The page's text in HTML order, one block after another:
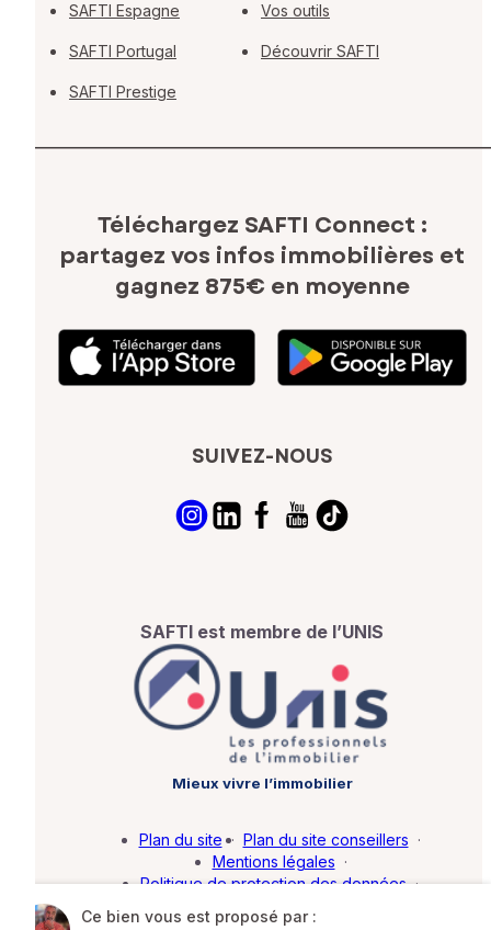
Ce bien vous est proposé par :
SAFTI Espagne
SAFTI Portugal
SAFTI Prestige
Vos outils
Découvrir SAFTI
Téléchargez SAFTI Connect :
partagez vos infos immobilières et
gagnez 875€ en moyenne
SUIVEZ-NOUS
SAFTI est membre de l’UNIS
Mieux vivre l’immobilier
Plan du site · Plan du site conseillers ·
Mentions légales ·
Politique de protection des données ·